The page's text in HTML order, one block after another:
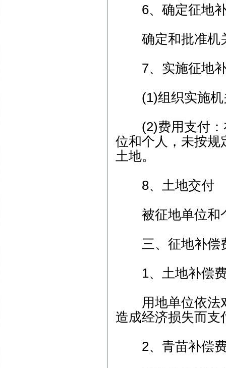
6、确定征地补
确定和批准机关
7、实施征地补
(1)组织实施机
(2)费用支付：
位和个人，未按规
土地。
8、土地交付
被征地单位和个
三、征地补偿
1、土地补偿
用地单位依法对
造成经济损失而支
2、青苗补偿